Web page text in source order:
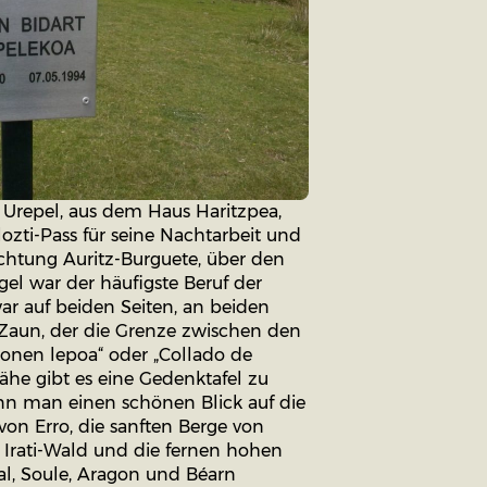
aus dem Haus Haritzpea,
Pass für seine Nachtarbeit und
Auritz-Burguete, über den
war der häufigste Beruf der
auf beiden Seiten, an beiden
der die Grenze zwischen den
lepoa“ oder „Collado de
gibt es eine Gedenktafel zu
man einen schönen Blick auf die
Erro, die sanften Berge von
Wald und die fernen hohen
Soule, Aragon und Béarn